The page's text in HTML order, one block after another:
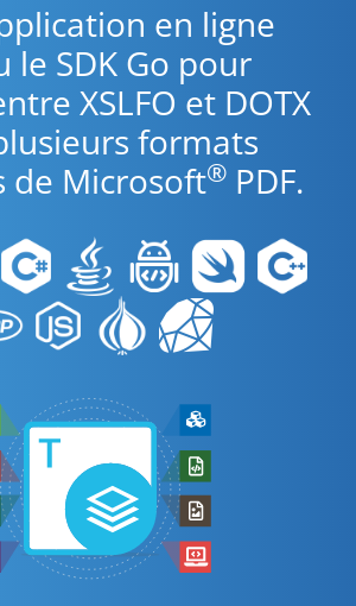
en ligne
le SDK Go pour
XSLFO et DOTX
formats
de Microsoft® PDF.